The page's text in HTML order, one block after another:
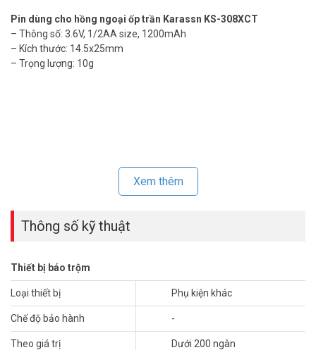
Pin dùng cho hồng ngoại ốp trần Karassn KS-308XCT
– Thông số: 3.6V, 1/2AA size, 1200mAh
– Kích thước: 14.5x25mm
– Trọng lượng: 10g
Xem thêm
Thông số kỹ thuật
Thiết bị báo trộm
Loại thiết bị Phụ kiện khác
Chế độ bảo hành -
Theo giá trị Dưới 200 ngàn